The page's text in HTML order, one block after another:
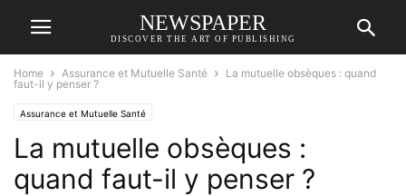
NEWSPAPER
DISCOVER THE ART OF PUBLISHING
Home Assurance et Mutuelle Santé
La mutuelle obsèques : quand
faut-il y penser ?
Assurance et Mutuelle Santé
La mutuelle obsèques :
quand faut-il y penser ?